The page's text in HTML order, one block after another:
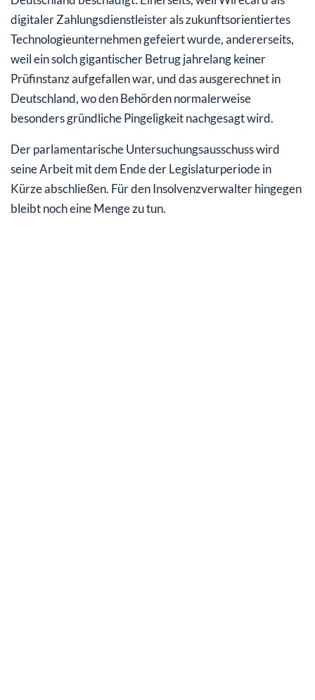
digitaler Zahlungsdienstleister als zukunftsorientiertes
Technologieunternehmen gefeiert wurde, andererseits,
weil ein solch gigantischer Betrug jahrelang keiner
Prüfinstanz aufgefallen war, und das ausgerechnet in
Deutschland, wo den Behörden normalerweise
besonders gründliche Pingeligkeit nachgesagt wird.
Der parlamentarische Untersuchungsausschuss wird
seine Arbeit mit dem Ende der Legislaturperiode in
Kürze abschließen. Für den Insolvenzverwalter hingegen
bleibt noch eine Menge zu tun.